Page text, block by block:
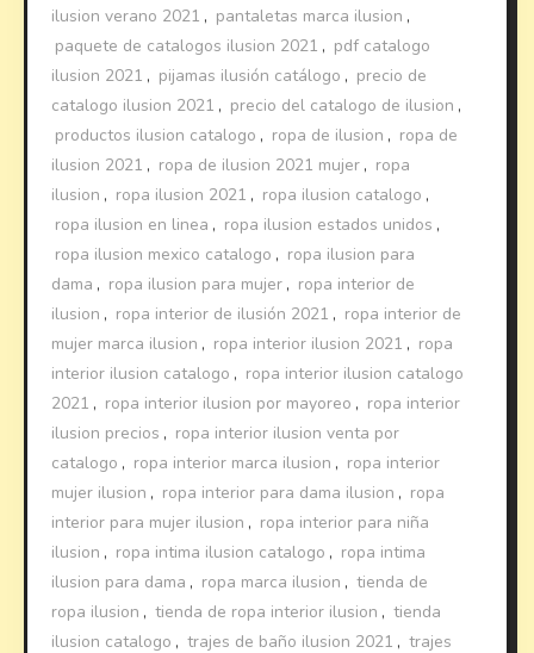
ilusion verano 2021 , pantaletas marca ilusion ,
paquete de catalogos ilusion 2021 , pdf catalogo
ilusion 2021 , pijamas ilusión catálogo , precio de
catalogo ilusion 2021 , precio del catalogo de ilusion ,
productos ilusion catalogo , ropa de ilusion , ropa de
ilusion 2021 , ropa de ilusion 2021 mujer , ropa
ilusion , ropa ilusion 2021 , ropa ilusion catalogo ,
ropa ilusion en linea , ropa ilusion estados unidos ,
ropa ilusion mexico catalogo , ropa ilusion para
dama , ropa ilusion para mujer , ropa interior de
ilusion , ropa interior de ilusión 2021 , ropa interior de
mujer marca ilusion , ropa interior ilusion 2021 , ropa
interior ilusion catalogo , ropa interior ilusion catalogo
2021 , ropa interior ilusion por mayoreo , ropa interior
ilusion precios , ropa interior ilusion venta por
catalogo , ropa interior marca ilusion , ropa interior
mujer ilusion , ropa interior para dama ilusion , ropa
interior para mujer ilusion , ropa interior para niña
ilusion , ropa intima ilusion catalogo , ropa intima
ilusion para dama , ropa marca ilusion , tienda de
ropa ilusion , tienda de ropa interior ilusion , tienda
ilusion catalogo , trajes de baño ilusion 2021 , trajes